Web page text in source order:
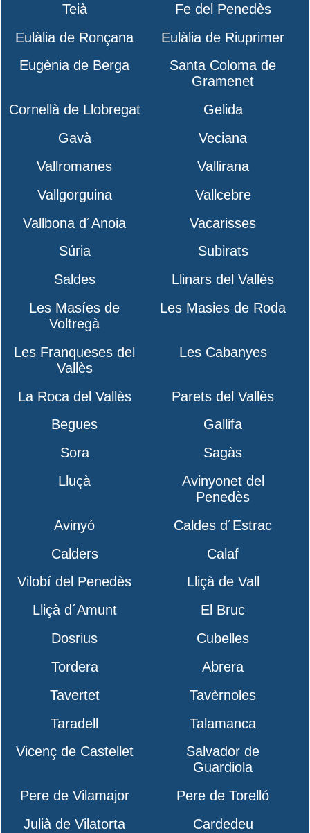
Teià
Fe del Penedès
Eulàlia de Ronçana
Eulàlia de Riuprimer
Eugènia de Berga
Santa Coloma de
Gramenet
Cornellà de Llobregat
Gelida
Gavà
Veciana
Vallromanes
Vallirana
Vallgorguina
Vallcebre
Vallbona d´Anoia
Vacarisses
Súria
Subirats
Saldes
Llinars del Vallès
Les Masíes de
Voltregà
Les Masies de Roda
Les Franqueses del
Vallès
Les Cabanyes
La Roca del Vallès
Parets del Vallès
Begues
Gallifa
Sora
Sagàs
Lluçà
Avinyonet del
Penedès
Avinyó
Caldes d´Estrac
Calders
Calaf
Vilobí del Penedès
Lliçà de Vall
Lliçà d´Amunt
El Bruc
Dosrius
Cubelles
Tordera
Abrera
Tavertet
Tavèrnoles
Taradell
Talamanca
Vicenç de Castellet
Salvador de
Guardiola
Pere de Vilamajor
Pere de Torelló
Julià de Vilatorta
Cardedeu